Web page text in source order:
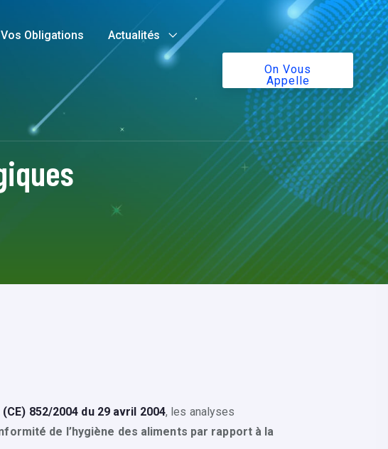
Vos Obligations Actualités
On Vous
Appelle
852/2004 du 29 avril 2004, les analyses
de l’hygiène des aliments par rapport à la